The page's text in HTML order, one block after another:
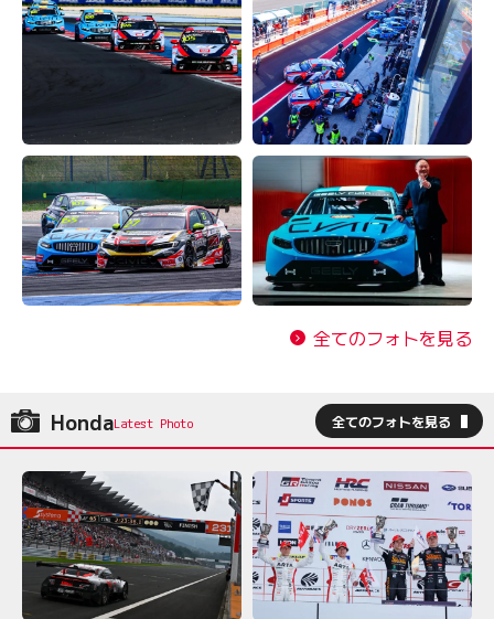
全てのフォトを見る
Honda 全てのフォトを見る